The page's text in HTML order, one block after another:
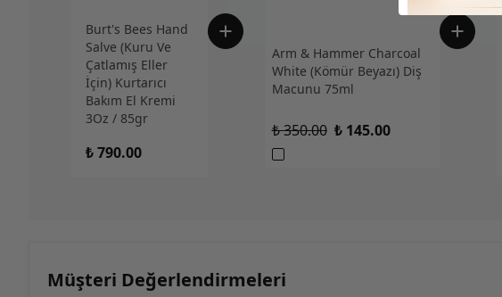
Burt's Bees Hand
Salve (Kuru Ve
Çatlamış Eller
İçin) Kurtarıcı
Bakım El Kremi
3Oz / 85gr
₺ 790.00
Arm & Hammer Charcoal
White (Kömür Beyazı) Diş
Macunu 75ml
₺ 350.00 ₺ 145.00
Müşteri Değerlendirmeleri